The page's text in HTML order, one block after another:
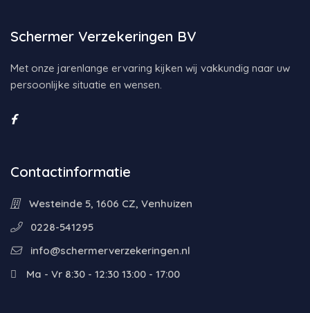
Schermer Verzekeringen BV
Met onze jarenlange ervaring kijken wij vakkundig naar uw
persoonlijke situatie en wensen.
Contactinformatie
Westeinde 5, 1606 CZ, Venhuizen
0228-541295
info@schermerverzekeringen.nl
Ma - Vr 8:30 - 12:30 13:00 - 17:00